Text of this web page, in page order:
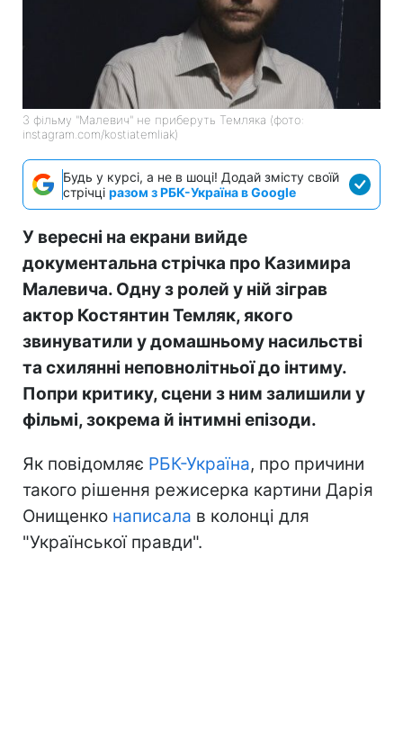
З фільму "Малевич" не приберуть Темляка (фото:
instagram.com/kostiatemliak)
Будь у курсі, а не в шоці! Додай змісту своїй
стрічці разом з РБК-Україна в Google
У вересні на екрани вийде
документальна стрічка про Казимира
Малевича. Одну з ролей у ній зіграв
актор Костянтин Темляк, якого
звинуватили у домашньому насильстві
та схилянні неповнолітньої до інтиму.
Попри критику, сцени з ним залишили у
фільмі, зокрема й інтимні епізоди.
Як повідомляє РБК-Україна, про причини
такого рішення режисерка картини Дарія
Онищенко написала в колонці для
"Української правди".